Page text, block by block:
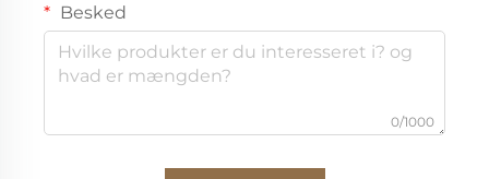
Besked
0/1000